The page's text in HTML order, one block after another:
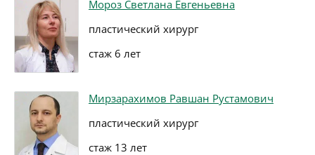
Мороз Светлана Евгеньевна
пластический хирург
стаж 6 лет
Мирзарахимов Равшан Рустамович
пластический хирург
стаж 13 лет